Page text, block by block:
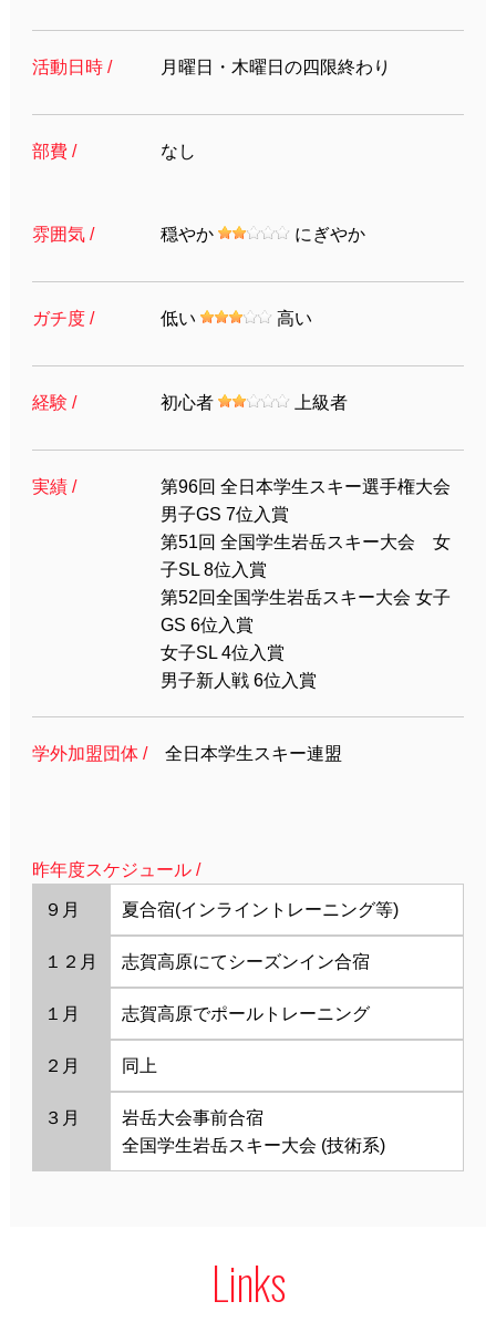
活動日時 / 月曜日・木曜日の四限終わり
部費 / なし
雰囲気 / 穏やか にぎやか
ガチ度 / 低い 高い
経験 / 初心者 上級者
実績 /
第96回 全日本学生スキー選手権大会
男子GS 7位入賞
第51回 全国学生岩岳スキー大会 女
子SL 8位入賞
第52回全国学生岩岳スキー大会 女子
GS 6位入賞
女子SL 4位入賞
男子新人戦 6位入賞
学外加盟団体 / 全日本学生スキー連盟
昨年度スケジュール /
９月 夏合宿(インライントレーニング等)
１２月 志賀高原にてシーズンイン合宿
１月 志賀高原でポールトレーニング
２月 同上
３月
岩岳大会事前合宿
全国学生岩岳スキー大会 (技術系)
Links